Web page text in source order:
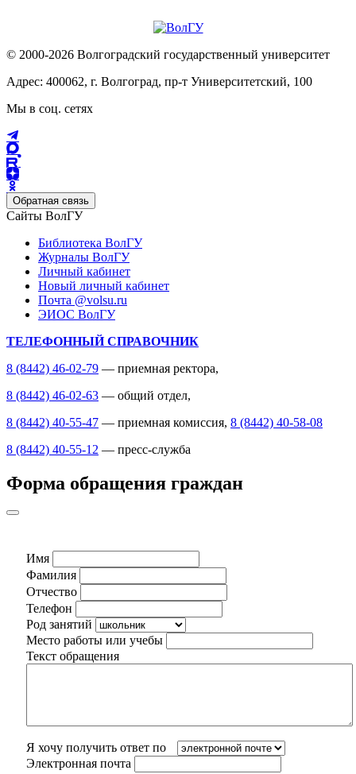
© 2000-2026 Волгоградский государственный университет
Адрес: 400062, г. Волгоград, пр-т Университетский, 100
Мы в соц. сетях
Обратная связь
Сайты ВолГУ
Библиотека ВолГУ
Журналы ВолГУ
Личный кабинет
Новый личный кабинет
Почта @volsu.ru
ЭИОС ВолГУ
ТЕЛЕФОННЫЙ СПРАВОЧНИК
8 (8442) 46-02-79 — приемная ректора,
8 (8442) 46-02-63 — общий отдел,
8 (8442) 40-55-47 — приемная комиссия, 8 (8442) 40-58-08
8 (8442) 40-55-12 — пресс-служба
Форма обращения граждан
Имя
Фамилия
Отчество
Телефон
Род занятий
Место работы или учебы
Текст обращения
Я хочу получить ответ по
Электронная почта